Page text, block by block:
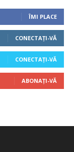
ÎMI PLACE
CONECTAȚI-VĂ
CONECTAȚI-VĂ
ABONAȚI-VĂ